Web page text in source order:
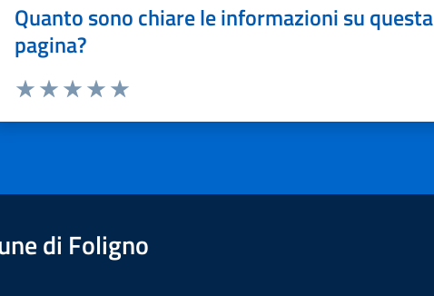
Quanto sono chiare le informazioni su questa
pagina?
di Foligno